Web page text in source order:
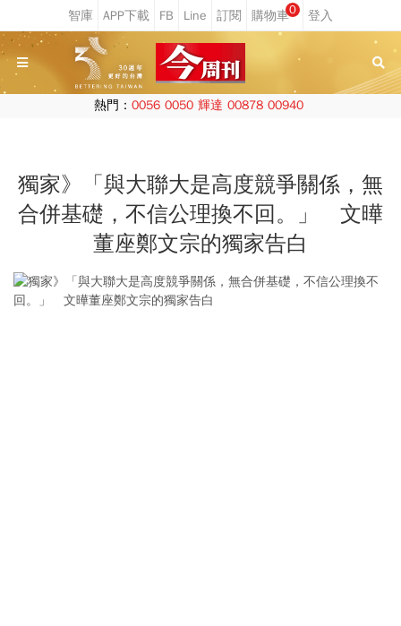
0
熱門： 0056 0050 輝達 00878 00940
獨家》「與大聯大是高度競爭關係，無
合併基礎，不信公理換不回。」 文曄
董座鄭文宗的獨家告白